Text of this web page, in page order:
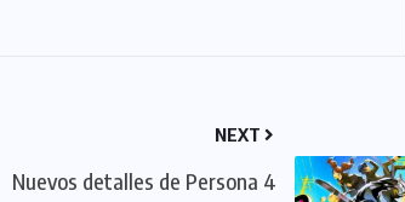
NEXT
Nuevos detalles de Persona 4